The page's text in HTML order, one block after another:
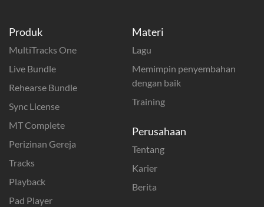
Produk
MultiTracks One
Live Bundle
Rehearse Bundle
Sync License
MT Complete
Perizinan Gereja
Tracks
Playback
Pad Player
Materi
Lagu
Memimpin penyembahan
dengan baik
Training
Perusahaan
Tentang
Karier
Berita